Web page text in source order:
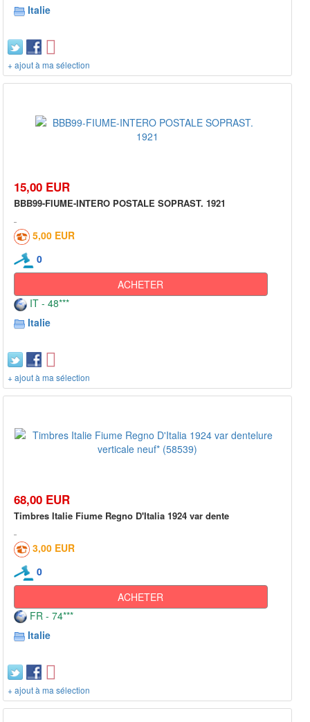
Italie
+ ajout à ma sélection
15,00 EUR
BBB99-FIUME-INTERO POSTALE SOPRAST. 1921
5,00 EUR
0
ACHETER
IT - 48***
Italie
+ ajout à ma sélection
68,00 EUR
Timbres Italie Fiume Regno D'Italia 1924 var dente
3,00 EUR
0
ACHETER
FR - 74***
Italie
+ ajout à ma sélection